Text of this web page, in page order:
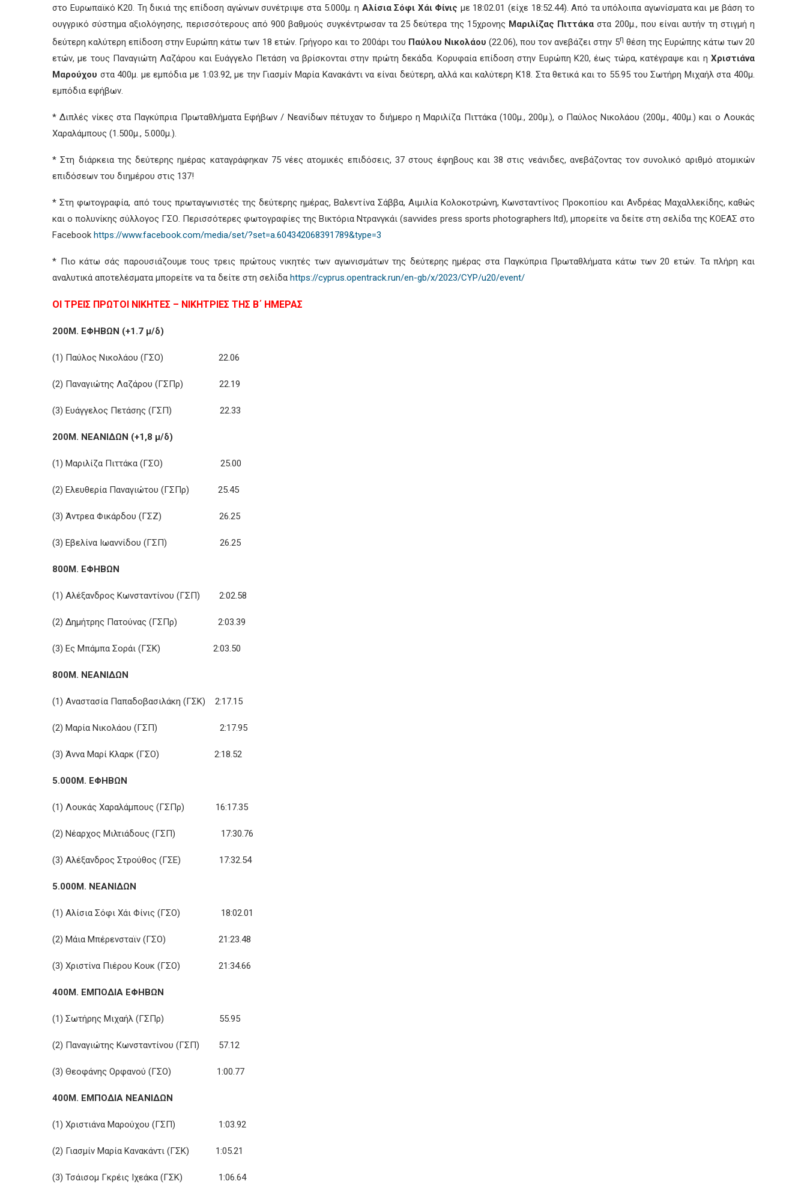
στο Ευρωπαϊκό Κ20. Τη δικιά της επίδοση αγώνων συνέτριψε στα 5.000μ. η Αλίσια Σόφι Χάι Φίνις με 18:02.01 (είχε 18:52.44). Από τα υπόλοιπα αγωνίσματα και με βάση το
ουγγρικό σύστημα αξιολόγησης, περισσότερους από 900 βαθμούς συγκέντρωσαν τα 25 δεύτερα της 15χρονης Μαριλίζας Πιττάκα στα 200μ., που είναι αυτήν τη στιγμή η
δεύτερη καλύτερη επίδοση στην Ευρώπη κάτω των 18 ετών. Γρήγορο και το 200άρι του Παύλου Νικολάου (22.06), που τον ανεβάζει στην 5η θέση της Ευρώπης κάτω των 20
ετών, με τους Παναγιώτη Λαζάρου και Ευάγγελο Πετάση να βρίσκονται στην πρώτη δεκάδα. Κορυφαία επίδοση στην Ευρώπη Κ20, έως τώρα, κατέγραψε και η Χριστιάνα
Μαρούχου στα 400μ. με εμπόδια με 1:03.92, με την Γιασμίν Μαρία Κανακάντι να είναι δεύτερη, αλλά και καλύτερη Κ18. Στα θετικά και το 55.95 του Σωτήρη Μιχαήλ στα 400μ.
εμπόδια εφήβων.
* Διπλές νίκες στα Παγκύπρια Πρωταθλήματα Εφήβων / Νεανίδων πέτυχαν το διήμερο η Μαριλίζα Πιττάκα (100μ., 200μ.), ο Παύλος Νικολάου (200μ., 400μ.) και ο Λουκάς
Χαραλάμπους (1.500μ., 5.000μ.).
* Στη διάρκεια της δεύτερης ημέρας καταγράφηκαν 75 νέες ατομικές επιδόσεις, 37 στους έφηβους και 38 στις νεάνιδες, ανεβάζοντας τον συνολικό αριθμό ατομικών
επιδόσεων του διημέρου στις 137!
* Στη φωτογραφία, από τους πρωταγωνιστές της δεύτερης ημέρας, Βαλεντίνα Σάββα, Αιμιλία Κολοκοτρώνη, Κωνσταντίνος Προκοπίου και Ανδρέας Μαχαλλεκίδης, καθώς
και ο πολυνίκης σύλλογος ΓΣΟ. Περισσότερες φωτογραφίες της Βικτόρια Ντρανγκάι (savvides press sports photographers ltd), μπορείτε να δείτε στη σελίδα της ΚΟΕΑΣ στο
Facebook https://www.facebook.com/media/set/?set=a.604342068391789&type=3
* Πιο κάτω σάς παρουσιάζουμε τους τρεις πρώτους νικητές των αγωνισμάτων της δεύτερης ημέρας στα Παγκύπρια Πρωταθλήματα κάτω των 20 ετών. Τα πλήρη και
αναλυτικά αποτελέσματα μπορείτε να τα δείτε στη σελίδα https://cyprus.opentrack.run/en-gb/x/2023/CYP/u20/event/
ΟΙ ΤΡΕΙΣ ΠΡΩΤΟΙ ΝΙΚΗΤΕΣ – ΝΙΚΗΤΡΙΕΣ ΤΗΣ Β΄ ΗΜΕΡΑΣ
200Μ. ΕΦΗΒΩΝ (+1.7 μ/δ)
(1) Παύλος Νικολάου (ΓΣΟ) 22.06
(2) Παναγιώτης Λαζάρου (ΓΣΠρ) 22.19
(3) Ευάγγελος Πετάσης (ΓΣΠ) 22.33
200Μ. ΝΕΑΝΙΔΩΝ (+1,8 μ/δ)
(1) Μαριλίζα Πιττάκα (ΓΣΟ) 25.00
(2) Ελευθερία Παναγιώτου (ΓΣΠρ) 25.45
(3) Άντρεα Φικάρδου (ΓΣΖ) 26.25
(3) Εβελίνα Ιωαννίδου (ΓΣΠ) 26.25
800Μ. ΕΦΗΒΩΝ
(1) Αλέξανδρος Κωνσταντίνου (ΓΣΠ) 2:02.58
(2) Δημήτρης Πατούνας (ΓΣΠρ) 2:03.39
(3) Ες Μπάμπα Σοράι (ΓΣΚ) 2:03.50
800Μ. ΝΕΑΝΙΔΩΝ
(1) Αναστασία Παπαδοβασιλάκη (ΓΣΚ) 2:17.15
(2) Μαρία Νικολάου (ΓΣΠ) 2:17.95
(3) Άννα Μαρί Κλαρκ (ΓΣΟ) 2:18.52
5.000Μ. ΕΦΗΒΩΝ
(1) Λουκάς Χαραλάμπους (ΓΣΠρ) 16:17.35
(2) Νέαρχος Μιλτιάδους (ΓΣΠ) 17:30.76
(3) Αλέξανδρος Στρούθος (ΓΣΕ) 17:32.54
5.000Μ. ΝΕΑΝΙΔΩΝ
(1) Αλίσια Σόφι Χάι Φίνις (ΓΣΟ) 18:02.01
(2) Μάια Μπέρενσταϊν (ΓΣΟ) 21:23.48
(3) Χριστίνα Πιέρου Κουκ (ΓΣΟ) 21:34.66
400Μ. ΕΜΠΟΔΙΑ ΕΦΗΒΩΝ
(1) Σωτήρης Μιχαήλ (ΓΣΠρ) 55.95
(2) Παναγιώτης Κωνσταντίνου (ΓΣΠ) 57.12
(3) Θεοφάνης Ορφανού (ΓΣΟ) 1:00.77
400Μ. ΕΜΠΟΔΙΑ ΝΕΑΝΙΔΩΝ
(1) Χριστιάνα Μαρούχου (ΓΣΠ) 1:03.92
(2) Γιασμίν Μαρία Κανακάντι (ΓΣΚ) 1:05.21
(3) Τσάισομ Γκρέις Ιχεάκα (ΓΣΚ) 1:06.64